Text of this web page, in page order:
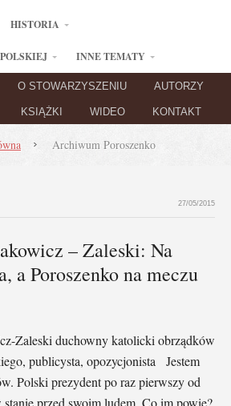
HISTORIA
INNE TEMATY
O STOWARZYSZENIU AUTORZY
KSIĄŻKI WIDEO KONTAKT
Archiwum Poroszenko
27/05/2015
– Zaleski: Na
a Poroszenko na meczu
Zaleski duchowny katolicki obrządków
publicysta, opozycjonista Jestem
Polski prezydent po raz pierwszy od
przed swoim ludem. Co im powie?